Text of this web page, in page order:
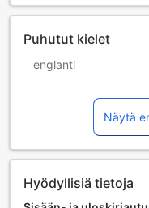
Puhutut kielet
englanti
Näytä
Hyödyllisiä tietoja